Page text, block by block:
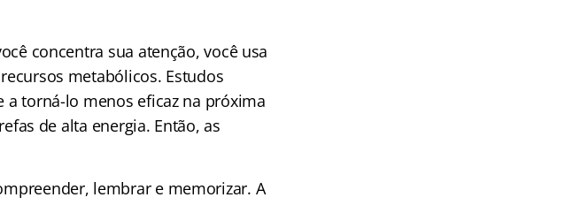
concentra sua atenção, você usa
metabólicos. Estudos
a torná-lo menos eficaz na próxima
de alta energia. Então, as
lembrar e memorizar. A